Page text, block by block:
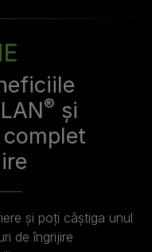
® și
și poți câștiga unul
de îngrijire